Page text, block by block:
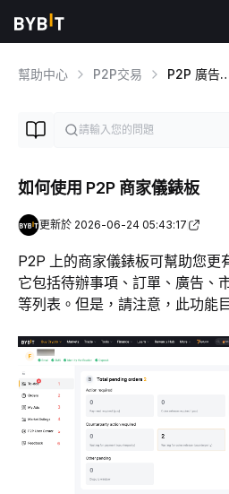
幫助中心 P2P交易 P2P 廣告
如何使用 P2P 商家儀錶板
更新於 2026-06-24 05:43:17
P2P 上的商家儀錶板可幫助您更
它包括待辦事項、訂單、廣告、
等列表。但是，請注意，此功能